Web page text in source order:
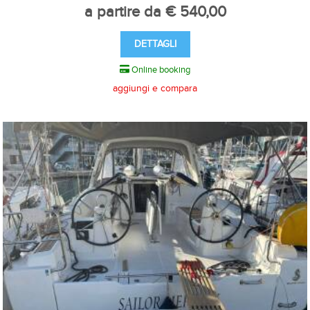
a partire da € 540,00
DETTAGLI
Online booking
aggiungi e compara